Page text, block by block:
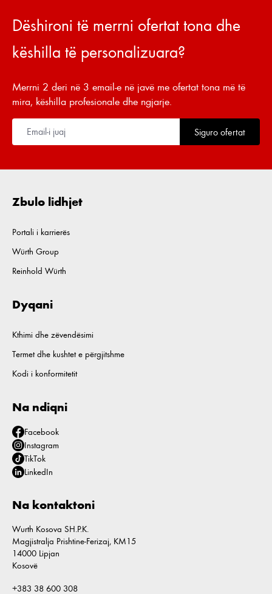
Dëshironi të merrni ofertat tona dhe
këshilla të personalizuara?
Merrni 2 deri në 3 email-e në javë me ofertat tona më të
mira, këshilla profesionale dhe ngjarje.
Siguro ofertat
Zbulo lidhjet
Portali i karrierës
Würth Group
Reinhold Würth
Dyqani
Kthimi dhe zëvendësimi
Termet dhe kushtet e përgjitshme
Kodi i konformitetit
Na ndiqni
Facebook
Instagram
TikTok
LinkedIn
Na kontaktoni
Wurth Kosova SH.P.K.
Magjistralja Prishtine-Ferizaj, KM15
14000 Lipjan
Kosovë
+383 38 600 308